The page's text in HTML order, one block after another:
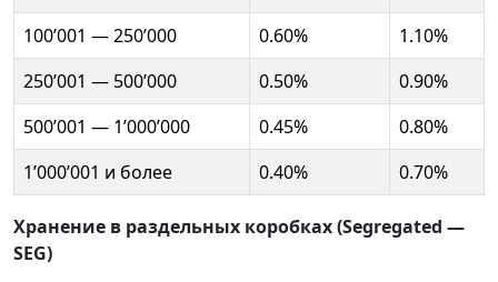
100’001 — 250’000
0.60%
1.10%
250’001 — 500’000
0.50%
0.90%
500’001 — 1’000’000
0.45%
0.80%
1’000’001 и более
0.40% 0.70%
Хранение в раздельных коробках (Segregated —
SEG)